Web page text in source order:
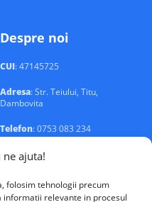
ajuta!
folosim tehnologii precum
informatii relevante in procesul
Despre noi
CUI: 47145725
Adresa: Str. Teiului, Titu,
Dambovita
Telefon: 0753 083 234
Email: contact@echipamente-
electrice.ro